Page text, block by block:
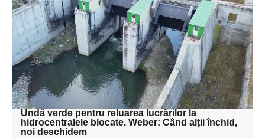
textul pentru
subtitluAdaugă aici
textul pentru
subtitluAdaugă aici
textul pentru subti
Undă verde pentru reluarea lucrărilor la
hidrocentralele blocate. Weber: Când alții închid,
noi deschidem